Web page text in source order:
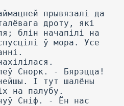
прывязалі да
дроту, які
блін начапілі на
ў мора. Усе
Снорк. - Бярэцца!
I тут шалёны
на палубу.
Сніф. - Ён нас